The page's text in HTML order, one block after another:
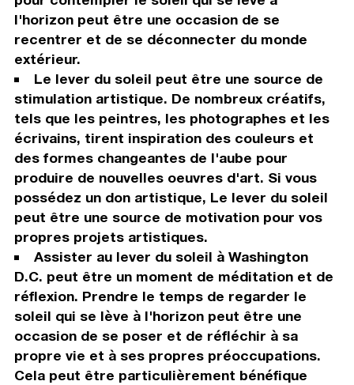
l'horizon peut être une occasion de se
recentrer et de se déconnecter du monde
extérieur.
Le lever du soleil peut être une source de
stimulation artistique. De nombreux créatifs,
tels que les peintres, les photographes et les
écrivains, tirent inspiration des couleurs et
des formes changeantes de l'aube pour
produire de nouvelles oeuvres d'art. Si vous
possédez un don artistique, Le lever du soleil
peut être une source de motivation pour vos
propres projets artistiques.
Assister au lever du soleil à Washington
D.C. peut être un moment de méditation et de
réflexion. Prendre le temps de regarder le
soleil qui se lève à l'horizon peut être une
occasion de se poser et de réfléchir à sa
propre vie et à ses propres préoccupations.
Cela peut être particulièrement bénéfique